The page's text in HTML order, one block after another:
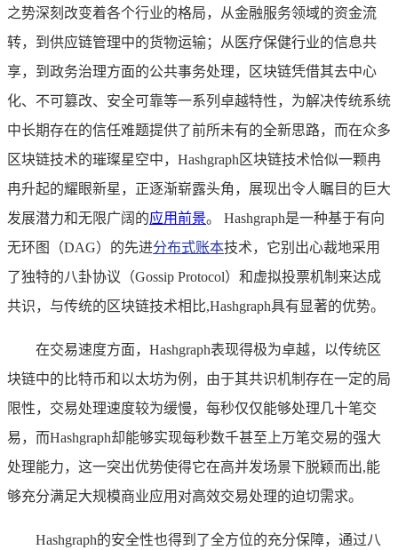
之势深刻改变着各个行业的格局，从金融服务领域的资金流
转，到供应链管理中的货物运输；从医疗保健行业的信息共
享，到政务治理方面的公共事务处理，区块链凭借其去中心
化、不可篡改、安全可靠等一系列卓越特性，为解决传统系统
中长期存在的信任难题提供了前所未有的全新思路，而在众多
区块链技术的璀璨星空中，Hashgraph区块链技术恰似一颗冉
冉升起的耀眼新星，正逐渐崭露头角，展现出令人瞩目的巨大
发展潜力和无限广阔的应用前景。 Hashgraph是一种基于有向
无环图（DAG）的先进分布式账本技术，它别出心裁地采用
了独特的八卦协议（Gossip Protocol）和虚拟投票机制来达成
共识，与传统的区块链技术相比,Hashgraph具有显著的优势。
在交易速度方面，Hashgraph表现得极为卓越，以传统区
块链中的比特币和以太坊为例，由于其共识机制存在一定的局
限性，交易处理速度较为缓慢，每秒仅仅能够处理几十笔交
易，而Hashgraph却能够实现每秒数千甚至上万笔交易的强大
处理能力，这一突出优势使得它在高并发场景下脱颖而出,能
够充分满足大规模商业应用对高效交易处理的迫切需求。
Hashgraph的安全性也得到了全方位的充分保障，通过八